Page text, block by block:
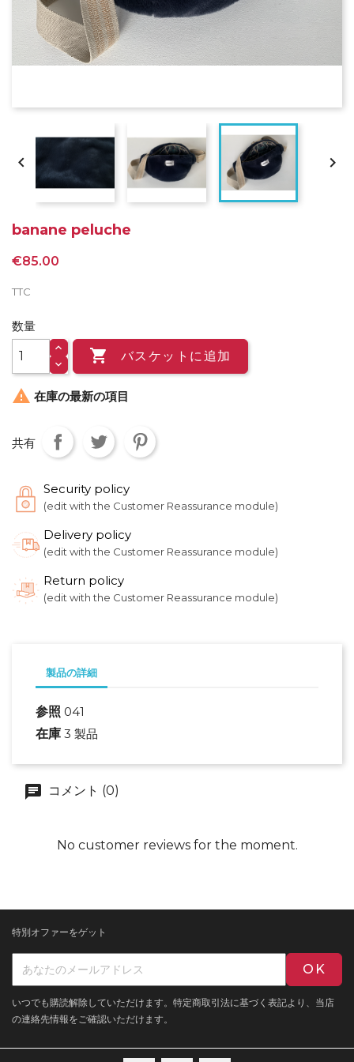
 
banane peluche
€85.00
TTC
数量
 バスケットに追加
 在庫の最新の項目
共有
Security policy
(edit with the Customer Reassurance module)
Delivery policy
(edit with the Customer Reassurance module)
Return policy
(edit with the Customer Reassurance module)
製品の詳細
参照 041
在庫 3 製品
コメント (0)
No customer reviews for the moment.
特別オファーをゲット
いつでも購読解除していただけます。特定商取引法に基づく表記より、当店
の連絡先情報をご確認いただけます。